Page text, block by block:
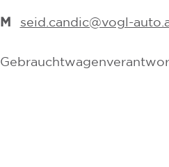
M seid.candic@vogl-